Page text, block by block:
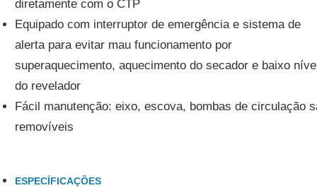
diretamente com o CTP
Equipado com interruptor de emergência e sistema de
alerta para evitar mau funcionamento por
superaquecimento, aquecimento do secador e baixo
do revelador
Fácil manutenção: eixo, escova, bombas de circulação
removíveis
ESPECÍFICAÇÕES